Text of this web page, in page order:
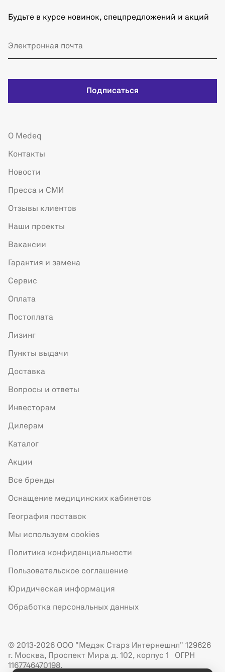
Будьте в курсе новинок, спецпредложений и акций
Подписаться
О Medeq
Контакты
Новости
Пресса и СМИ
Отзывы клиентов
Наши проекты
Вакансии
Гарантия и замена
Сервис
Оплата
Постоплата
Лизинг
Пункты выдачи
Доставка
Вопросы и ответы
Инвесторам
Дилерам
Каталог
Акции
Все бренды
Оснащение медицинских кабинетов
География поставок
Мы используем cookies
Политика конфиденциальности
Пользовательское соглашение
Юридическая информация
Обработка персональных данных
© 2013-2026 ООО "Медэк Старз Интернешнл" 129626
г. Москва, Проспект Мира д. 102, корпус 1 ОГРН
1167746470198.